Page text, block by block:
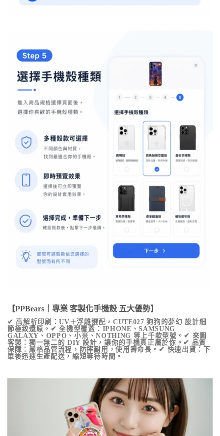
【PPBears｜專業 客製化手機殼 五大優勢】
✔ 高解析印刷：UV＋浮雕選配， CUTE027 狗狗的夢幻 設計細
節極致還原。✔ 全機型覆蓋：IPHONE、SAMSUNG
GALAXY、OPPO、小米、NOTHING 等上千款型號。✔ 來圖
客製：獨一無二的 DIY 設計，讓你的手機真正屬於你。✔ 品質
保障：嚴格品管流程，防摔耐用，使用壽命長。✔ 快速出貨：下
單後迅速生產配送，縮短等待時間。